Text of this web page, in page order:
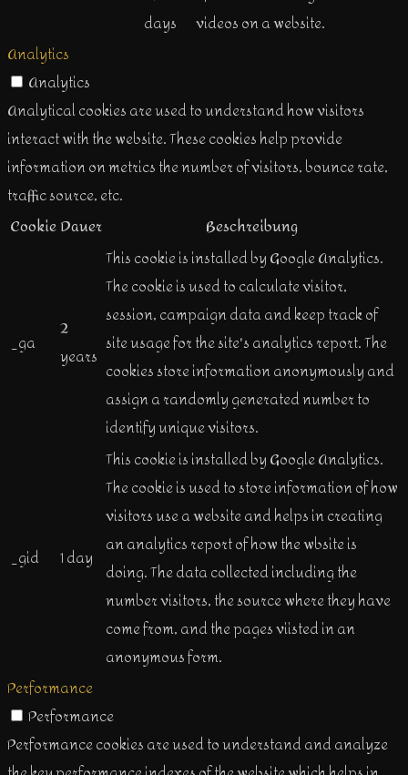
days
videos on a website.
Analytics
Analytics
Analytical cookies are used to understand how visitors
interact with the website. These cookies help provide
information on metrics the number of visitors, bounce rate,
traffic source, etc.
CookieDauer Beschreibung
_ga
2
years
This cookie is installed by Google Analytics.
The cookie is used to calculate visitor,
session, campaign data and keep track of
site usage for the site's analytics report. The
cookies store information anonymously and
assign a randomly generated number to
identify unique visitors.
_gid 1 day
This cookie is installed by Google Analytics.
The cookie is used to store information of how
visitors use a website and helps in creating
an analytics report of how the wbsite is
doing. The data collected including the
number visitors, the source where they have
come from, and the pages viisted in an
anonymous form.
Performance
Performance
Performance cookies are used to understand and analyze